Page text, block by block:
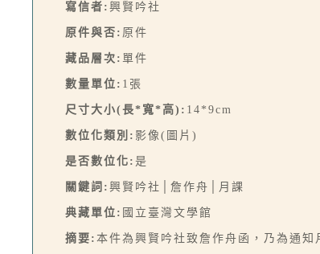
寫信者: 興賢吟社
原件與否: 原件
藏品層次: 單件
數量單位: 1張
尺寸大小(長*寬*高): 14*9cm
數位化類別: 影像(圖片)
是否數位化: 是
關鍵詞: 興賢吟社│詹作舟│月課
典藏單位: 國立臺灣文學館
摘要: 本件為興賢吟社致詹作舟函，乃為通